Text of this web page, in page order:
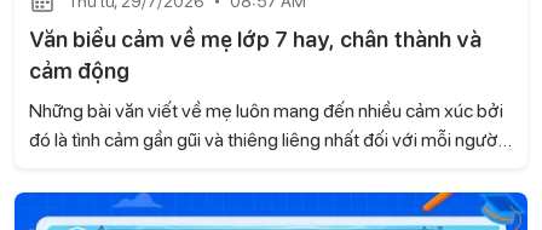
Văn biểu cảm về mẹ lớp 7 hay, chân thành và
cảm động
Những bài văn viết về mẹ luôn mang đến nhiều cảm xúc bởi
đó là tình cảm gần gũi và thiêng liêng nhất đối với mỗi người.
hay, chân thành và cảm động do Học là Giỏi tổng hợp để em